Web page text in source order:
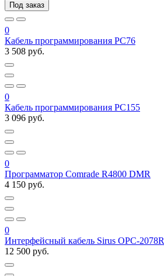
Под заказ
0
Кабель программирования PC76
3 508 руб.
0
Кабель программирования PC155
3 096 руб.
0
Программатор Comrade R4800 DMR
4 150 руб.
0
Интерфейсный кабель Sirus OPC-2078R
12 500 руб.